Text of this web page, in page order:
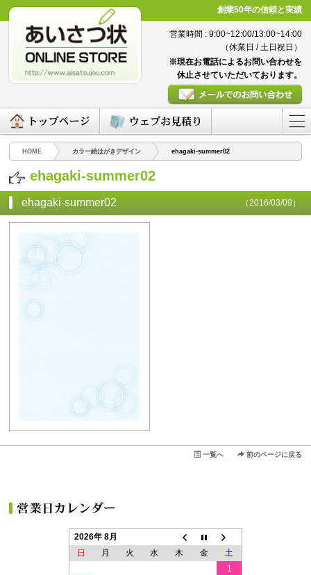
創業50年の信頼と実績
営業時間 : 9:00~12:00/13:00~14:00
（休業日 / 土日祝日）
※現在お電話によるお問い合わせを
休止させていただいております。
HOME カラー絵はがきデザイン ehagaki-summer02
ehagaki-summer02
ehagaki-summer02 （2016/03/09）
一覧へ 前のページに戻る
2026年 8月
日
月 火 水 木 金
土
1